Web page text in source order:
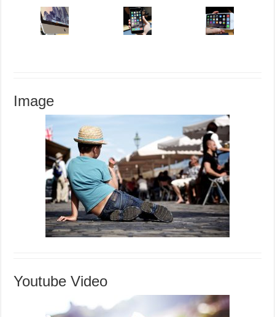
Image
Youtube Video